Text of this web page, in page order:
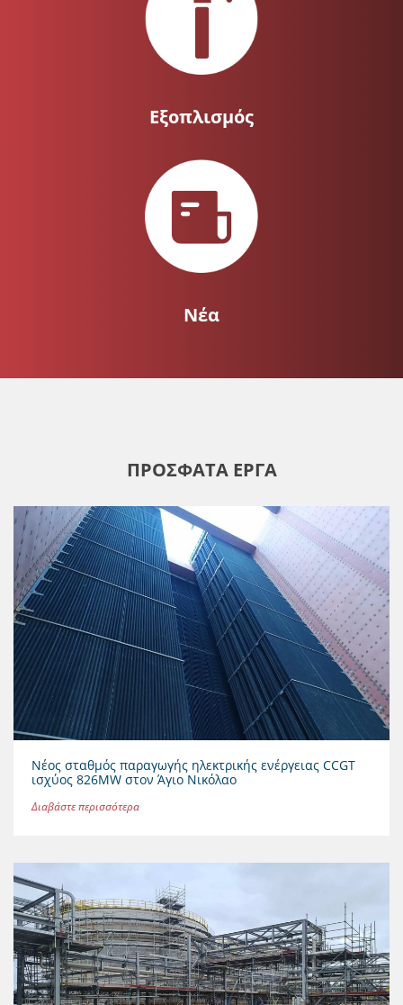
Εξοπλισμός
Νέα
ΠΡΟΣΦΑΤΑ ΕΡΓΑ
Νέος σταθμός παραγωγής ηλεκτρικής ενέργειας CCGT
ισχύος 826MW στον Άγιο Νικόλαο
Διαβάστε περισσότερα